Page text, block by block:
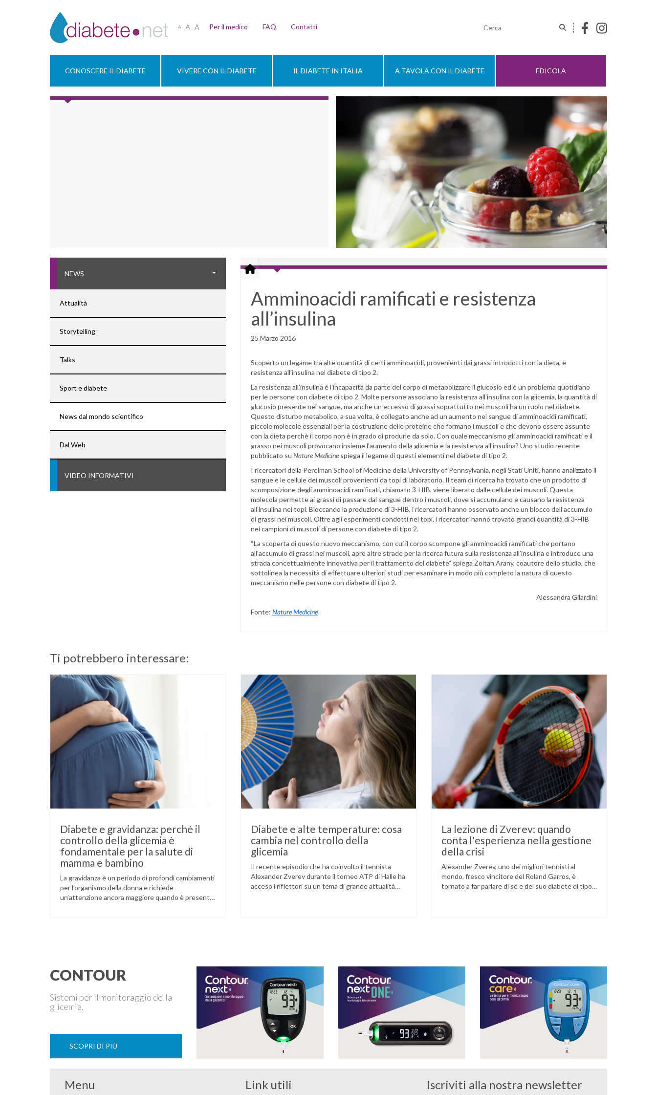
A A A Per il medico FAQ Contatti
CONOSCERE IL DIABETE VIVERE CON IL DIABETE IL DIABETE IN ITALIA A TAVOLA CON IL DIABETE EDICOLA
NEWS
Attualità
Storytelling
Talks
Sport e diabete
News dal mondo scientifico
Dal Web
VIDEO INFORMATIVI
Amminoacidi ramificati e resistenza
all’insulina
25 Marzo 2016
Scoperto un legame tra alte quantità di certi amminoacidi, provenienti dai grassi introdotti con la dieta, e
resistenza all’insulina nel diabete di tipo 2.
La resistenza all’insulina è l’incapacità da parte del corpo di metabolizzare il glucosio ed è un problema quotidiano
per le persone con diabete di tipo 2. Molte persone associano la resistenza all’insulina con la glicemia, la quantità di
glucosio presente nel sangue, ma anche un eccesso di grassi soprattutto nei muscoli ha un ruolo nel diabete.
Questo disturbo metabolico, a sua volta, è collegato anche ad un aumento nel sangue di amminoacidi ramificati,
piccole molecole essenziali per la costruzione delle proteine che formano i muscoli e che devono essere assunte
con la dieta perchè il corpo non è in grado di produrle da solo. Con quale meccanismo gli amminoacidi ramificati e il
grasso nei muscoli provocano insieme l’aumento della glicemia e la resistenza all’insulina? Uno studio recente
pubblicato su Nature Medicine spiega il legame di questi elementi nel diabete di tipo 2.
I ricercatori della Perelman School of Medicine della University of Pennsylvania, negli Stati Uniti, hanno analizzato il
sangue e le cellule dei muscoli provenienti da topi di laboratorio. Il team di ricerca ha trovato che un prodotto di
scomposizione degli amminoacidi ramificati, chiamato 3-HIB, viene liberato dalle cellule dei muscoli. Questa
molecola permette ai grassi di passare dal sangue dentro i muscoli, dove si accumulano e causano la resistenza
all’insulina nei topi. Bloccando la produzione di 3-HIB, i ricercatori hanno osservato anche un blocco dell’accumulo
di grassi nei muscoli. Oltre agli esperimenti condotti nei topi, i ricercatori hanno trovato grandi quantità di 3-HIB
nei campioni di muscoli di persone con diabete di tipo 2.
“La scoperta di questo nuovo meccanismo, con cui il corpo scompone gli amminoacidi ramificati che portano
all’accumulo di grassi nei muscoli, apre altre strade per la ricerca futura sulla resistenza all’insulina e introduce una
strada concettualmente innovativa per il trattamento del diabete” spiega Zoltan Arany, coautore dello studio, che
sottolinea la necessità di effettuare ulteriori studi per esaminare in modo più completo la natura di questo
meccanismo nelle persone con diabete di tipo 2.
Alessandra Gilardini
Fonte: Nature Medicine
Ti potrebbero interessare:
Diabete e gravidanza: perché il
controllo della glicemia è
fondamentale per la salute di
mamma e bambino
La gravidanza è un periodo di profondi cambiamenti
per l’organismo della donna e richiede
un’attenzione ancora maggiore quando è presente
Diabete e alte temperature: cosa
cambia nel controllo della
glicemia
Il recente episodio che ha coinvolto il tennista
Alexander Zverev durante il torneo ATP di Halle ha
acceso i riflettori su un tema di grande attualità
La lezione di Zverev: quando
conta l'esperienza nella gestione
della crisi
Alexander Zverev, uno dei migliori tennisti al
mondo, fresco vincitore del Roland Garros, è
tornato a far parlare di sé e del suo diabete di tipo
CONTOUR
Sistemi per il monitoraggio della
glicemia.
SCOPRI DI PIÙ
Menu Link utili Iscriviti alla nostra newsletter